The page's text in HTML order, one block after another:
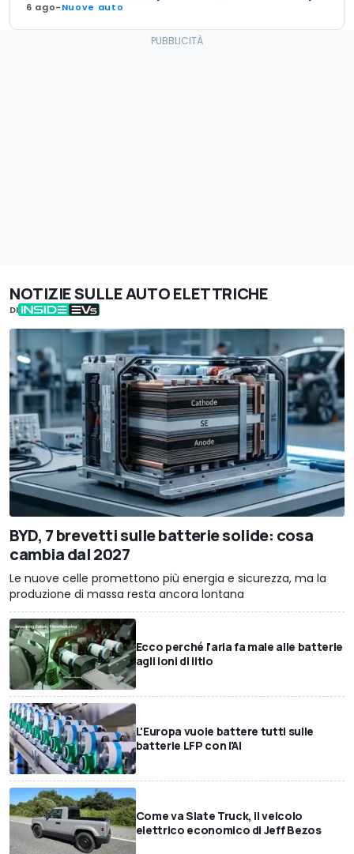
6 ago-Nuove auto
NOTIZIE SULLE AUTO ELETTRICHE
DI
BYD, 7 brevetti sulle batterie solide: cosa
cambia dal 2027
Le nuove celle promettono più energia e sicurezza, ma la
produzione di massa resta ancora lontana
Ecco perché l'aria fa male alle batterie
agli ioni di litio
L'Europa vuole battere tutti sulle
batterie LFP con l'AI
Come va Slate Truck, il veicolo
elettrico economico di Jeff Bezos